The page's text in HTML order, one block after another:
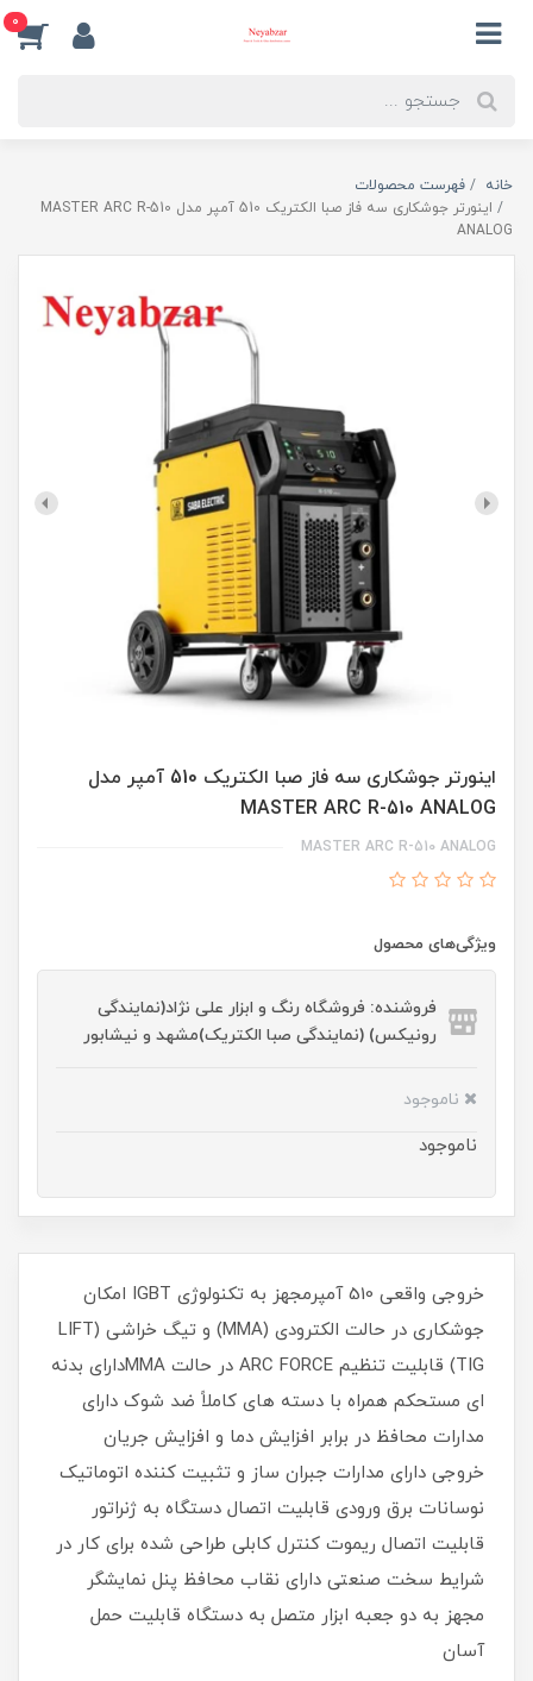
0
خانه
فهرست محصولات
اینورتر جوشکاری سه فاز صبا الکتریک 510 آمپر مدل MASTER ARC R-510
ANALOG
اینورتر جوشکاری سه فاز صبا الکتریک 510 آمپر مدل
MASTER ARC R-510 ANALOG
MASTER ARC R-510 ANALOG
ویژگی‌های محصول
فروشنده: فروشگاه رنگ و ابزار علی نژاد(نمایندگی
رونیکس) (نمایندگی صبا الکتریک)مشهد و نیشابور
ناموجود
ناموجود
خروجی واقعی 510 آمپرمجهز به تکنولوژی IGBT امکان
جوشکاری در حالت الکترودی (MMA) و تیگ خراشی (LIFT
TIG) قابلیت تنظیم ARC FORCE در حالت MMAدارای بدنه
ای مستحکم همراه با دسته های کاملاً ضد شوک دارای
مدارات محافظ در برابر افزایش دما و افزایش جریان
خروجی دارای مدارات جبران ساز و تثبیت کننده اتوماتیک
نوسانات برق ورودی قابلیت اتصال دستگاه به ژنراتور
قابلیت اتصال ریموت کنترل کابلی طراحی شده برای کار در
شرایط سخت صنعتی دارای نقاب محافظ پنل نمایشگر
مجهز به دو جعبه ابزار متصل به دستگاه قابلیت حمل
آسان